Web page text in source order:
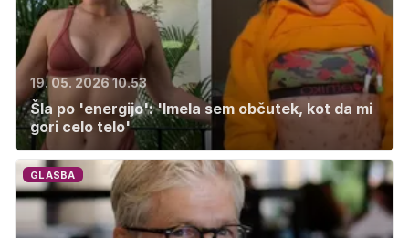
19. 05. 2026 10.53
Šla po 'energijo': 'Imela sem občutek, kot da mi
gori celo telo'
GLASBA